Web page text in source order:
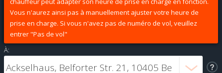
Vous n'aurez ainsi pas à manuellement ajuster votre heure de
prise en charge. Si vous n'avez pas de numéro de vol, veuillez
entrer "Pas de vol"
À: